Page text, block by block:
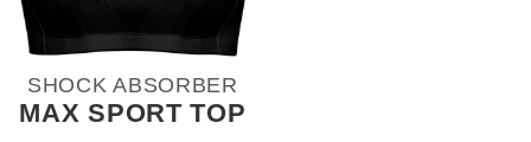
SHOCK ABSORBER
MAX SPORT TOP